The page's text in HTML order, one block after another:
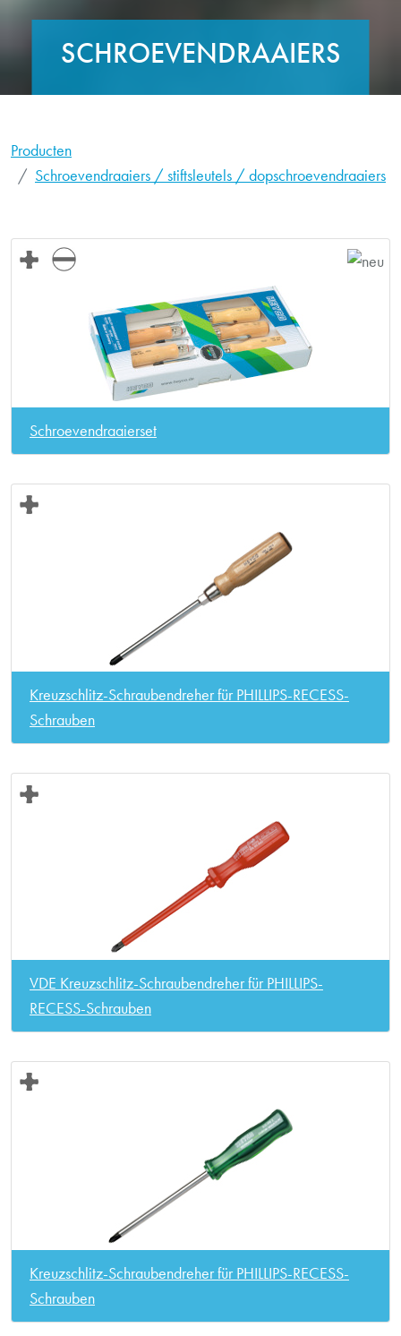
SCHROEVENDRAAIERS
Producten
Schroevendraaiers / stiftsleutels / dopschroevendraaiers
Schroevendraaierset
Kreuzschlitz-Schraubendreher für PHILLIPS-RECESS-
Schrauben
VDE Kreuzschlitz-Schraubendreher für PHILLIPS-
RECESS-Schrauben
Kreuzschlitz-Schraubendreher für PHILLIPS-RECESS-
Schrauben